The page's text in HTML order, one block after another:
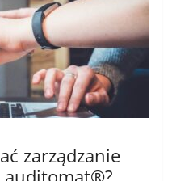
zarządzanie
auditomat®?